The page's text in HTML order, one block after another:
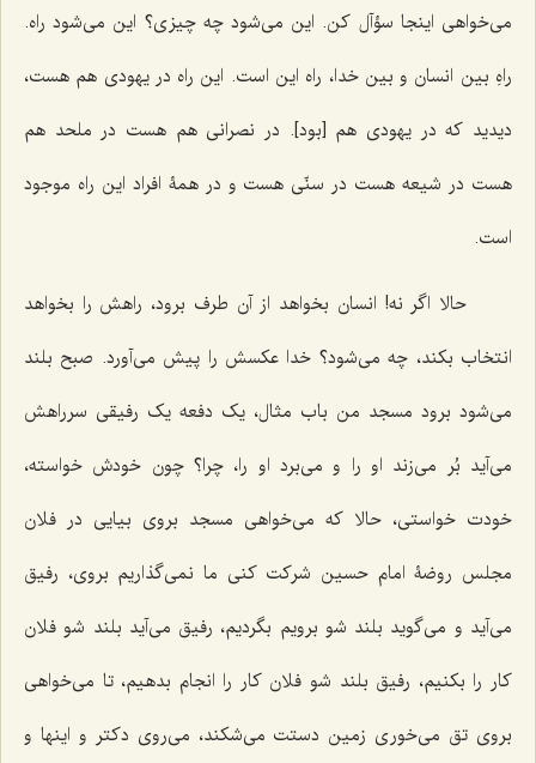
می‌خواهی اینجا سؤآل کن. این می‌شود چه چیزی؟ این می‌شود راه.
راهِ بین انسان و بین خدا، راه این است. این راه در یهودی هم هست،
دیدید که در یهودی هم [بود]. در نصرانی هم هست در ملحد هم
هست در شیعه هست در سنّی هست و در همۀ افراد این راه موجود
است.
حالا اگر نه! انسان بخواهد از آن طرف برود، راهش را بخواهد
انتخاب بکند، چه می‌شود؟ خدا عکسش را پیش می‌آورد. صبح بلند
می‌شود برود مسجد من باب مثال، یک دفعه یک رفیقی سرراهش
می‌آید بُر می‌زند او را و می‌برد او را، چرا؟ چون خودش خواسته،
خودت خواستی، حالا که می‌خواهی مسجد بروی بیایی در فلان
مجلس روضۀ امام حسین شرکت کنی ما نمی‌گذاریم بروی، رفیق
می‌آید و می‌گوید بلند شو برویم بگردیم، رفیق می‌آید بلند شو فلان
کار را بکنیم، رفیق بلند شو فلان کار را انجام بدهیم، تا می‌خواهی
بروی تق می‌خوری زمین دستت می‌شکند، می‌روی دکتر و اینها و